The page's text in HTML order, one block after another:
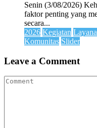
Senin (3/08/2026)
faktor penting yang
secara...
2026 Kegiatan
Komunitas Slider
Leave a Comment